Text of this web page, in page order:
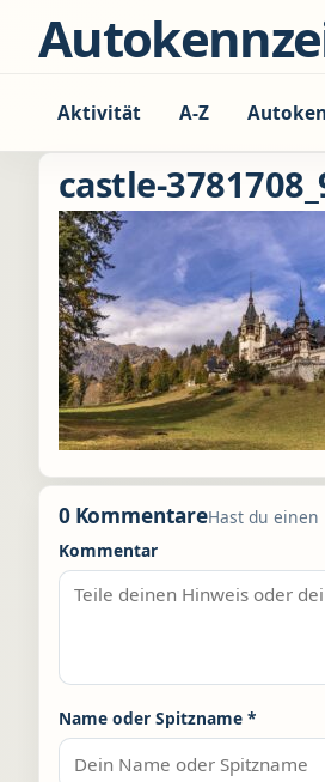
Zum Inhalt springen
Aktivität A-Z
castle-
0 KommentareHast du einen
Kommentar
Name oder Spitzname *